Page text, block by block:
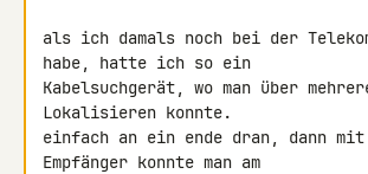
als ich damals noch bei der
habe, hatte ich so ein
Kabelsuchgerät, wo man über
Lokalisieren konnte.
einfach an ein ende dran, dann mit
Empfänger konnte man am